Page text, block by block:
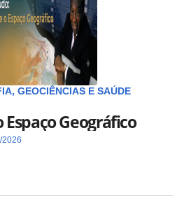
GEOCIÊNCIAS E SAÚDE
Geográfico